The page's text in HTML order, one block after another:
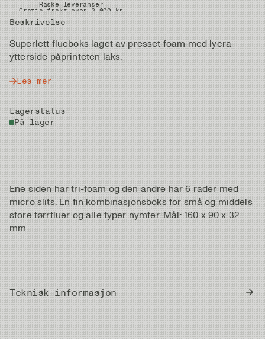
Beskrivelse
Superlett flueboks laget av presset foam med lycra
ytterside påprinteten laks.
Les mer
Lagerstatus
På lager
Raske leveranser
Gratis frakt over 2.000 kr
Ene siden har tri-foam og den andre har 6 rader med
micro slits. En fin kombinasjonsboks for små og middels
store tørrfluer og alle typer nymfer. Mål: 160 x 90 x 32
mm
Teknisk informasjon
Measurements L: 160 x W: 95 x H: 30 mm